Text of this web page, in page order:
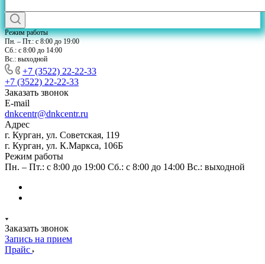
Режим работы
Пн. – Пт.: с 8:00 до 19:00
Сб.: с 8:00 до 14:00
Вс.: выходной
+7 (3522) 22-22-33
+7 (3522) 22-22-33
Заказать звонок
E-mail
dnkcentr@dnkcentr.ru
Адрес
г. Курган, ул. Советская, 119
г. Курган, ул. К.Маркса, 106Б
Режим работы
Пн. – Пт.: с 8:00 до 19:00 Сб.: с 8:00 до 14:00 Вс.: выходной
Заказать звонок
Запись на прием
Прайс